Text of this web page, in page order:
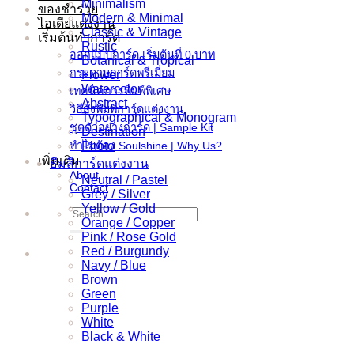
ของชำร่วย
ไอเดียแต่งงาน
เริ่มต้นทำการ์ด
ออกแบบการ์ด เริ่มต้นที่ 0 บาท
กระดาษการ์ดพรีเมี่ยม
เทคนิคการพิมพ์พิเศษ
วิธีสั่งพิมพ์การ์ดแต่งงาน
ชุดตัวอย่างการ์ด | Sample Kit
ทำไมต้อง Soulshine | Why Us?
เพิ่มเติม
About
Contact
Search
for:
Minimalism
Modern & Minimal
Classic & Vintage
Rustic
Botanical & Tropical
Flower
Watercolor
Abstract
Typographical & Monogram
Destination
Photo
ธีมสีการ์ดแต่งงาน
Neutral / Pastel
Grey / Silver
Yellow / Gold
Orange / Copper
Pink / Rose Gold
Red / Burgundy
Navy / Blue
Brown
Green
Purple
White
Black & White